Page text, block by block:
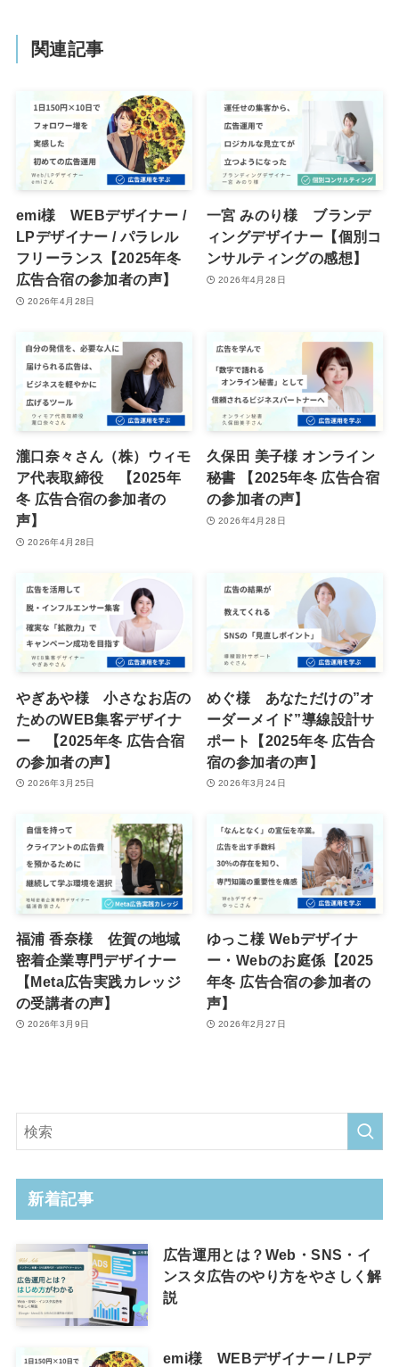
関連記事
emi様 WEBデザイナー /
LPデザイナー / パラレル
フリーランス【2025年冬
広告合宿の参加者の声】
2026年4月28日
一宮 みのり様 ブランデ
ィングデザイナー【個別コ
ンサルティングの感想】
2026年4月28日
瀧口奈々さん（株）ウィモ
ア代表取締役 【2025年
冬 広告合宿の参加者の
声】
2026年4月28日
久保田 美子様 オンライン
秘書 【2025年冬 広告合宿
の参加者の声】
2026年4月28日
やぎあや様 小さなお店の
ためのWEB集客デザイナ
ー 【2025年冬 広告合宿
の参加者の声】
2026年3月25日
めぐ様 あなただけの”オ
ーダーメイド”導線設計サ
ポート【2025年冬 広告合
宿の参加者の声】
2026年3月24日
福浦 香奈様 佐賀の地域
密着企業専門デザイナー
【Meta広告実践カレッジ
の受講者の声】
2026年3月9日
ゆっこ様 Webデザイナ
ー・Webのお庭係【2025
年冬 広告合宿の参加者の
声】
2026年2月27日
新着記事
広告運用とは？Web・SNS・イ
ンスタ広告のやり方をやさしく解
説
emi様 WEBデザイナー / LPデ